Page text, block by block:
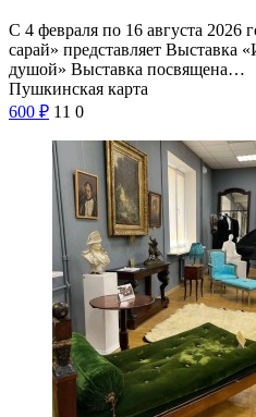
С 4 февраля по 16 августа 2026
сарай» представляет Выставка
душой» Выставка посвящена…
Пушкинская карта
600 ₽ 11 0